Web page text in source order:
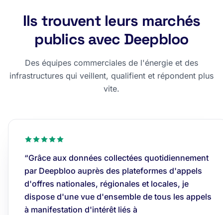
Ils trouvent leurs marchés
publics avec Deepbloo
Des équipes commerciales de l'énergie et des
infrastructures qui veillent, qualifient et répondent plus
vite.
“Grâce aux données collectées quotidiennement
par Deepbloo auprès des plateformes d'appels
d'offres nationales, régionales et locales, je
dispose d'une vue d'ensemble de tous les appels
à manifestation d'intérêt liés à